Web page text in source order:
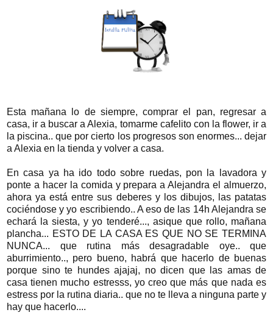
Esta mañana lo de siempre, comprar el pan, regresar a
casa, ir a buscar a Alexia, tomarme cafelito con la flower, ir a
la piscina.. que por cierto los progresos son enormes... dejar
a Alexia en la tienda y volver a casa.
En casa ya ha ido todo sobre ruedas, pon la lavadora y
ponte a hacer la comida y prepara a Alejandra el almuerzo,
ahora ya está entre sus deberes y los dibujos, las patatas
cociéndose y yo escribiendo.. A eso de las 14h Alejandra se
echará la siesta, y yo tenderé..., asique que rollo, mañana
plancha... ESTO DE LA CASA ES QUE NO SE TERMINA
NUNCA... que rutina más desagradable oye.. que
aburrimiento.., pero bueno, habrá que hacerlo de buenas
porque sino te hundes ajajaj, no dicen que las amas de
casa tienen mucho estresss, yo creo que más que nada es
estress por la rutina diaria.. que no te lleva a ninguna parte y
hay que hacerlo....